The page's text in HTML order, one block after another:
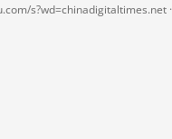
s?wd=chinadigitaltimes.net ·